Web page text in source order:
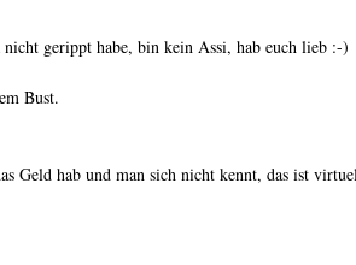
gerippt habe, bin kein Assi, hab euch lieb :-)
Bust.
hab und man sich nicht kennt, das ist